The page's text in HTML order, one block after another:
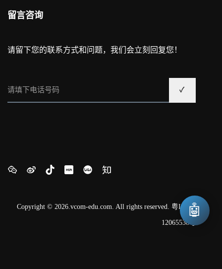
留言咨询
请留下您的联系方式和问题，我们会立刻回复您！
Copyright © 2026.vcom-edu.com. All rights reserved. 粤ICP备
12065538号
🤖